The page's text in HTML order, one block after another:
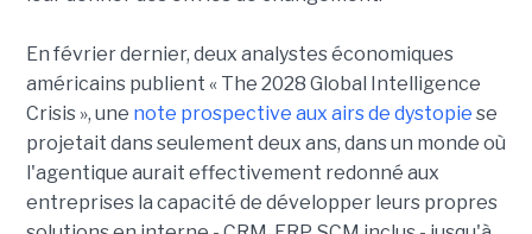
En février dernier, deux analystes économiques
américains publient « The 2028 Global Intelligence
Crisis », une note prospective aux airs de dystopie se
projetait dans seulement deux ans, dans un monde où
l'agentique aurait effectivement redonné aux
entreprises la capacité de développer leurs propres